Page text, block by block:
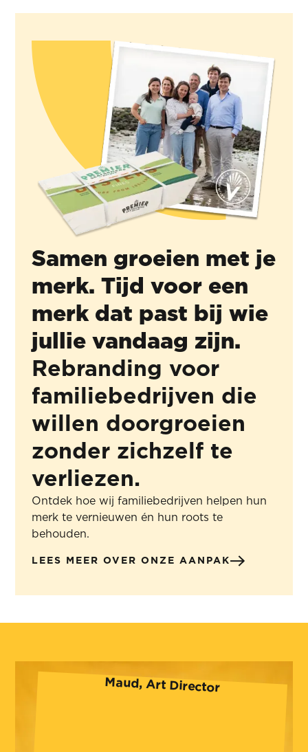
Samen groeien met je
merk. Tijd voor een
merk dat past bij wie
jullie vandaag zijn.
Rebranding voor
familiebedrijven die
willen doorgroeien
zonder zichzelf te
verliezen.
Ontdek hoe wij familiebedrijven helpen hun
merk te vernieuwen én hun roots te
behouden.
LEES MEER OVER ONZE AANPAK
Maud, Art Director